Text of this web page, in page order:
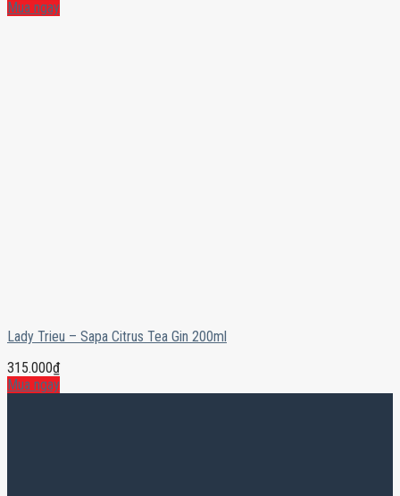
Mua ngay
Lady Trieu – Sapa Citrus Tea Gin 200ml
315.000₫
Mua ngay